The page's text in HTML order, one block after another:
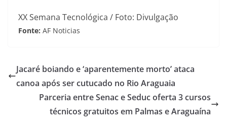
XX Semana Tecnológica / Foto: Divulgação
Fonte: AF Noticias
Jacaré boiando e ‘aparentemente morto’ ataca
canoa após ser cutucado no Rio Araguaia
Parceria entre Senac e Seduc oferta 3 cursos
técnicos gratuitos em Palmas e Araguaína